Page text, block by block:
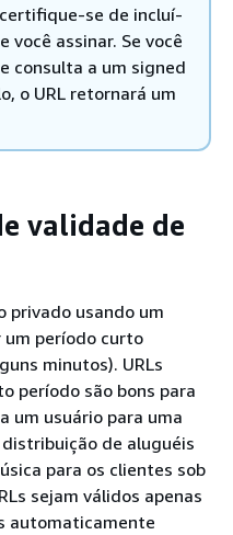
se de incluí-
você assinar. Se você
consulta a um signed
o URL retornará um
validade de
privado usando um
um período curto
minutos). URLs
período são bons para
um usuário para uma
de aluguéis
para os clientes sob
sejam válidos apenas
automaticamente